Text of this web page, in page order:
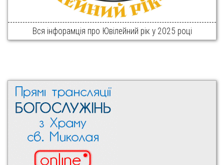
Вся інфорамція про Ювілейний рік у 2025 році